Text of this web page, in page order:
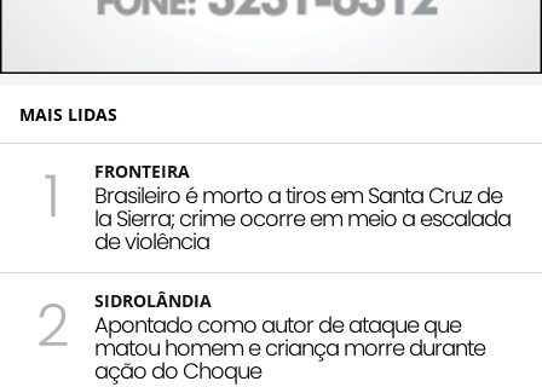
MAIS LIDAS
1 FRONTEIRA
Brasileiro é morto a tiros em Santa Cruz de
la Sierra; crime ocorre em meio a escalada
de violência
2 SIDROLÂNDIA
Apontado como autor de ataque que
matou homem e criança morre durante
ação do Choque